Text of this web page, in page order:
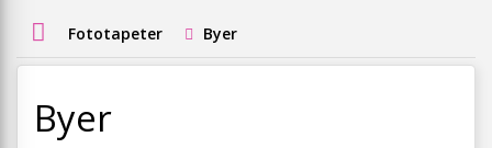
Fototapeter Byer
Byer